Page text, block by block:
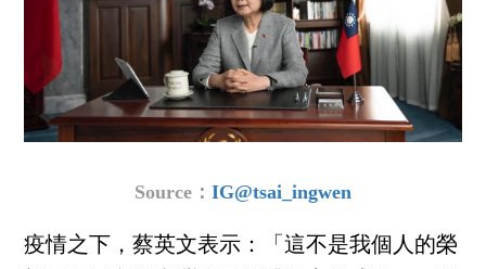
Source： IG@tsai_ingwen
疫情之下，蔡英文表示：「這不是我個人的榮